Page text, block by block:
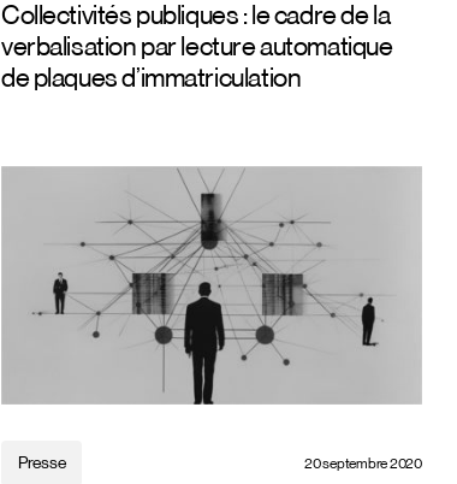
Collectivités publiques : le cadre de la
verbalisation par lecture automatique
de plaques d’immatriculation
Presse 20 septembre 2020